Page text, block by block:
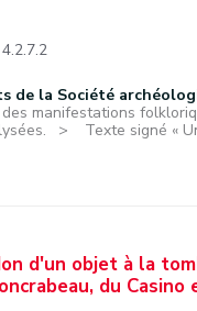
4.2.7.2
de la Société
manifestations
Texte signé «
d'un objet à la
du Casino